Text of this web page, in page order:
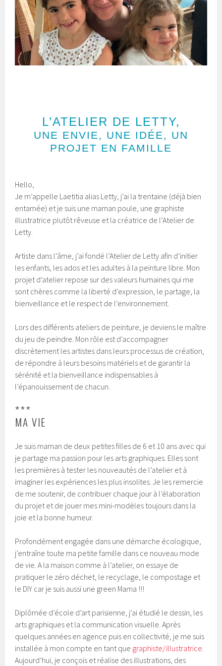
L’ATELIER DE LETTY,
UNE ENVIE, UNE IDÉE, UN
PROJET EN FAMILLE
Hello,
Je m’appelle Laetitia alias Letty, j’ai la trentaine (déjà bien
entamée) et je suis une maman poule, une graphiste
illustratrice plutôt rêveuse et la créatrice de l’Atelier de
Letty.
Artiste dans l’âme, j’ai fondé l’Atelier de Letty afin d’initier
les enfants, les ados et les adultes à la peinture libre. Mon
projet d’atelier repose sur des valeurs humaines qui me
sont chères comme la liberté d’expression, le partage, la
bienveillance et le respect de l’environnement.
Lors des différents ateliers de peinture, je deviens le maître
du jeu de peindre. Mon rôle est d’accompagner
discrètement les artistes dans leurs processus de création,
de répondre à leurs besoins matériels et de garantir la
sérénité et la bienveillance indispensables à
l’épanouissement de chacun.
***
MA VIE
Je suis maman de deux petites filles de 6 et 10 ans avec qui
je partage ma passion pour les arts graphiques. Elles sont
les premières à tester les nouveautés de l’atelier et à
imaginer les expériences les plus insolites. Je les remercie
de me soutenir, de contribuer chaque jour à l’élaboration
du projet et de jouer mes mini-modèles toujours dans la
joie et la bonne humeur.
Profondément engagée dans une démarche écologique,
j’entraîne toute ma petite famille dans ce nouveau mode
de vie. A la maison comme à l’atelier, on essaye de
pratiquer le zéro déchet, le recyclage, le compostage et
le DIY car je suis aussi une green Mama !!!
Diplômée d’école d’art parisienne, j’ai étudié le dessin, les
arts graphiques et la communication visuelle. Après
quelques années en agence puis en collectivité, je me suis
installée à mon compte en tant que graphiste/illustratrice.
Aujourd’hui, je conçois et réalise des illustrations, des